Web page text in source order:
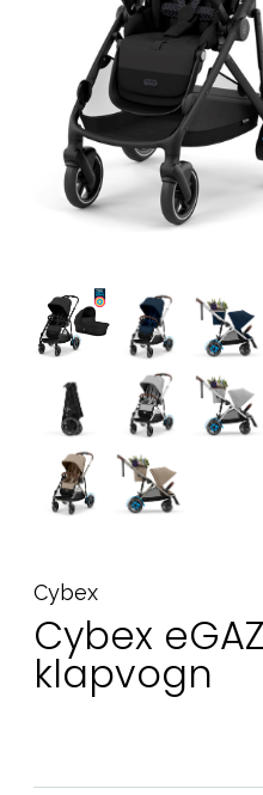
Cybex
Cybex
klapvogn
Tips
Vores
Sol og svømning
Kontakt os på